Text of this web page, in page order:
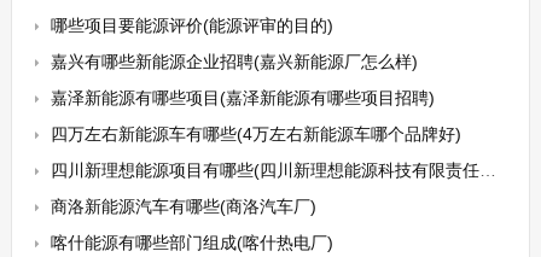
哪些项目要能源评价(能源评审的目的)
嘉兴有哪些新能源企业招聘(嘉兴新能源厂怎么样)
嘉泽新能源有哪些项目(嘉泽新能源有哪些项目招聘)
四万左右新能源车有哪些(4万左右新能源车哪个品牌好)
四川新理想能源项目有哪些(四川新理想能源科技有限责任公司招标)
商洛新能源汽车有哪些(商洛汽车厂)
喀什能源有哪些部门组成(喀什热电厂)